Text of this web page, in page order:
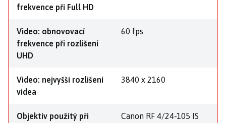
frekvence při Full HD
Video: obnovovací
frekvence při rozlišení
UHD
60 fps
Video: nejvyšší rozlišení
videa
3840 x 2160
Objektiv použitý při
Canon RF 4/24-105 IS